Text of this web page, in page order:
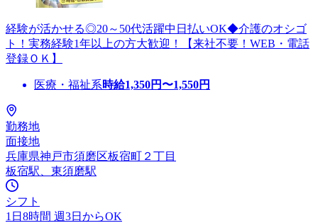
経験が活かせる◎20～50代活躍中日払いOK◆介護のオシゴ
ト！実務経験1年以上の方大歓迎！【来社不要！WEB・電話
登録ＯＫ】
医療・福祉系時給1,350円〜1,550円
勤務地
面接地
兵庫県神戸市須磨区板宿町２丁目
板宿駅、東須磨駅
シフト
1日8時間 週3日からOK